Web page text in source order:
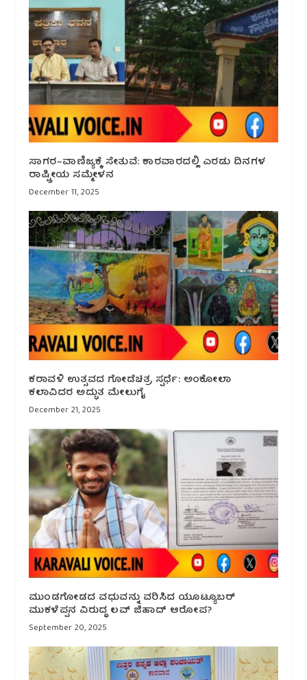
ಸಾಗರ–ವಾಣಿಜ್ಯಕ್ಕೆ ಸೇತುವೆ: ಕಾರವಾರದಲ್ಲಿ ಎರಡು ದಿನಗಳ
ರಾಷ್ಟ್ರೀಯ ಸಮ್ಮೇಳನ
December 11, 2025
ಕರಾವಳಿ ಉತ್ಸವದ ಗೋಡೆಚಿತ್ರ ಸ್ಪರ್ಧೆ: ಅಂಕೋಲಾ
ಕಲಾವಿದರ ಅದ್ಭುತ ಮೇಲುಗೈ
December 21, 2025
ಮುಂಡಗೋಡದ ವಧುವನ್ನು ವರಿಸಿದ ಯೂಟ್ಯೂಬರ್‌
ಮುಕಳೆಪ್ಪನ ವಿರುದ್ಧ ಲವ್‌ ಜಿಹಾದ್ ಆರೋಪ?
September 20, 2025